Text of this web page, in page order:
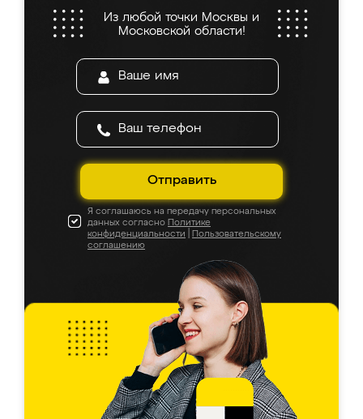
Из любой точки Москвы и
Московской области!
Отправить
Я соглашаюсь на передачу персональных
данных согласно Политике
конфиденциальности
Пользовательскому
соглашению